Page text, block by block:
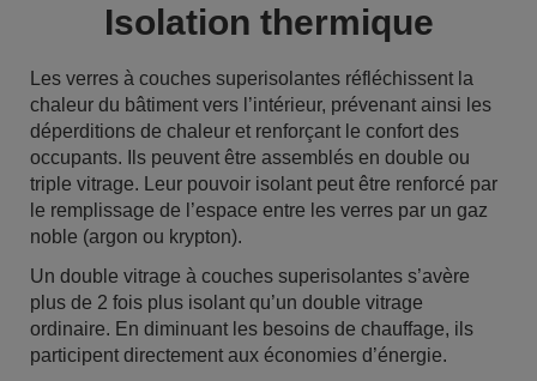
Isolation thermique
Les verres à couches superisolantes réfléchissent la
chaleur du bâtiment vers l’intérieur, prévenant ainsi les
déperditions de chaleur et renforçant le confort des
occupants. Ils peuvent être assemblés en double ou
triple vitrage. Leur pouvoir isolant peut être renforcé par
le remplissage de l’espace entre les verres par un gaz
noble (argon ou krypton).
Un double vitrage à couches superisolantes s’avère
plus de 2 fois plus isolant qu’un double vitrage
ordinaire. En diminuant les besoins de chauffage, ils
participent directement aux économies d’énergie.